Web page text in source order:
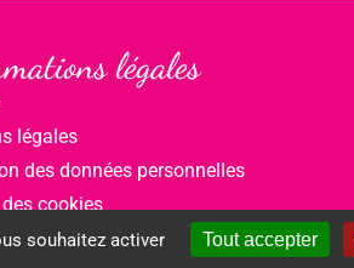
légales
légales
des données personnelles
cookies
souhaitez activer Tout accepter